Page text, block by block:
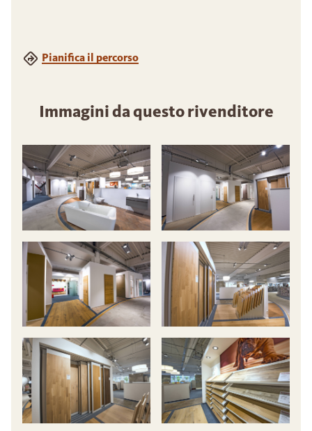
Pianifica il percorso
Immagini da questo rivenditore